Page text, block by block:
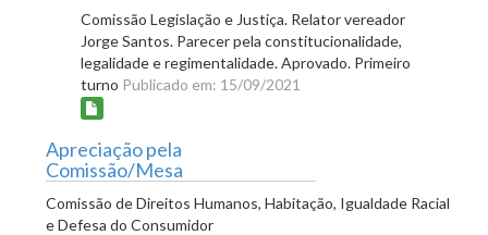
Comissão Legislação e Justiça. Relator vereador
Jorge Santos. Parecer pela constitucionalidade,
legalidade e regimentalidade. Aprovado. Primeiro
turno Publicado em: 15/09/2021
Apreciação pela
Comissão/Mesa
Comissão de Direitos Humanos, Habitação, Igualdade Racial
e Defesa do Consumidor